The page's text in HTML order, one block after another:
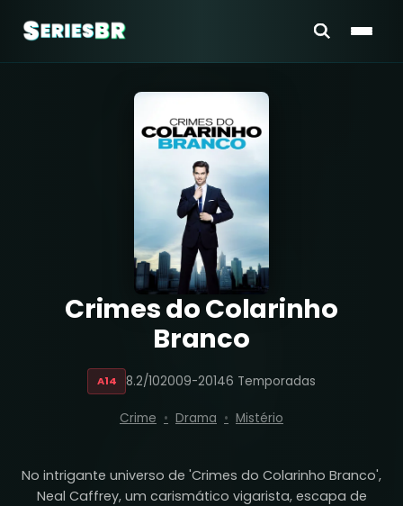
Crimes do Colarinho
Branco
A14 8.2/102009-20146 Temporadas
Crime Drama Mistério
No intrigante universo de 'Crimes do Colarinho Branco',
Neal Caffrey, um carismático vigarista, escapa de